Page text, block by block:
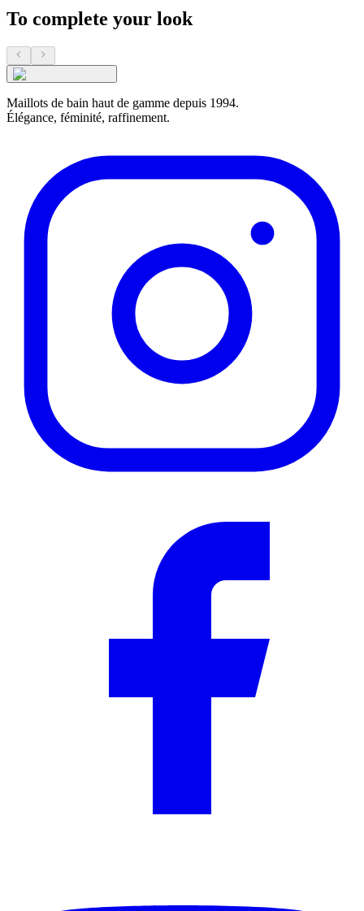
To complete your look
Maillots de bain haut de gamme depuis 1994.
Élégance, féminité, raffinement.